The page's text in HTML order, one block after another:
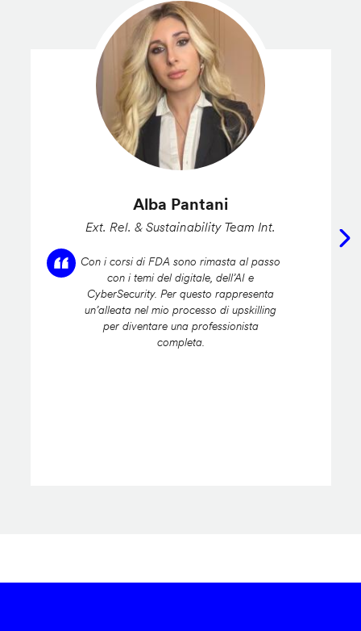
Alba Pantani
Ext. Rel. & Sustainability Team Int.
Con i corsi di FDA sono rimasta al passo
con i temi del digitale, dell’AI e
CyberSecurity. Per questo rappresenta
un’alleata nel mio processo di upskilling
per diventare una professionista
completa.